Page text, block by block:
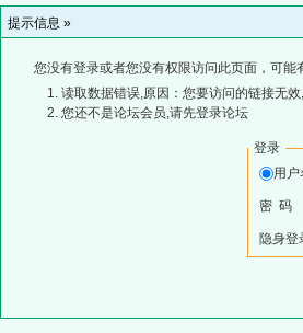
提示信息 »
您没有登录或者您没有权限访问此页面，可能
读取数据错误,原因：您要访问的链接无
您还不是论坛会员,请先登录论坛
登录
用
密 码
隐身登